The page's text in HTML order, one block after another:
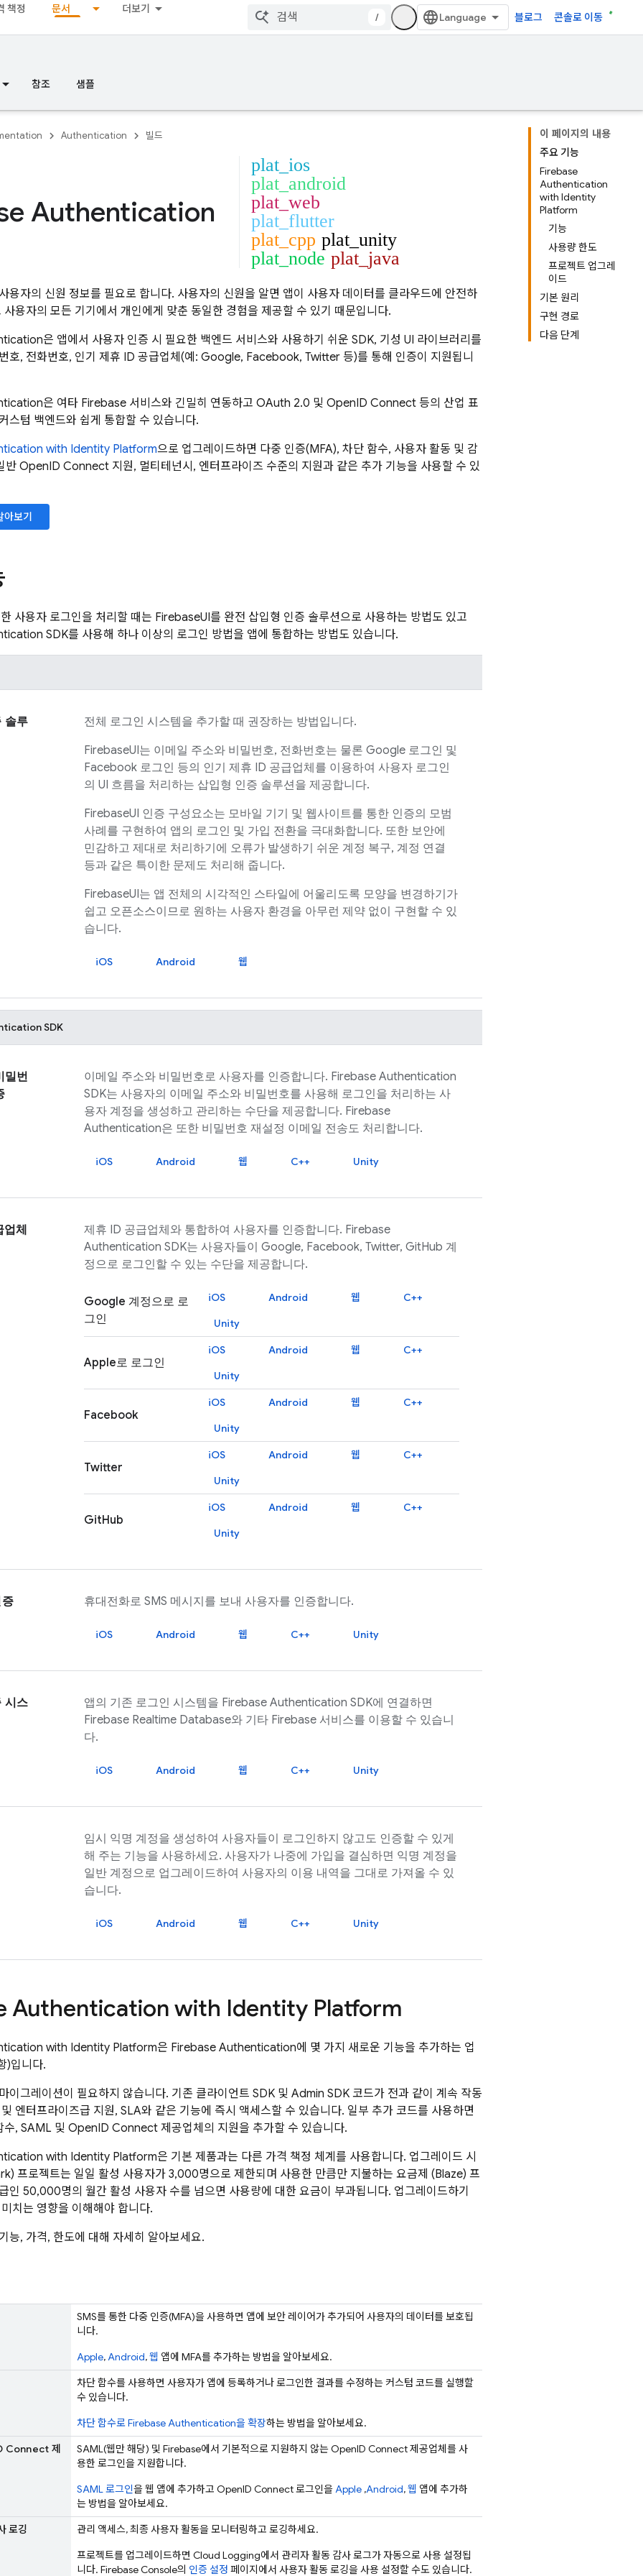
책정 문서 더보기
/ 블로그 콘솔로 이동
참조 샘플
이 페이지의 내용
주요 기능
Firebase
Authentication
with Identity
Platform
기능
사용량 한도
프로젝트 업그레
이드
기본 원리
구현 경로
다음 단계
Authentication 빌드
Authentication
plat_ios
plat_android
plat_web
plat_flutter
plat_cpp plat_unity
plat_node plat_java
용자의 신원 정보를 필요로 합니다. 사용자의 신원을 알면 앱이 사용자 데이터를 클라우드에 안전하
사용자의 모든 기기에서 개인에게 맞춘 동일한 경험을 제공할 수 있기 때문입니다.
은 앱에서 사용자 인증 시 필요한 백엔드 서비스와 사용하기 쉬운 SDK, 기성 UI 라이브러리를
호, 전화번호, 인기 제휴 ID 공급업체(예: Google, Facebook, Twitter 등)를 통해 인증이 지원됩니
은 여타 Firebase 서비스와 긴밀히 연동하고 OAuth 2.0 및 OpenID Connect 등의 산업 표
스텀 백엔드와 쉽게 통합할 수 있습니다.
with Identity Platform으로 업그레이드하면 다중 인증(MFA), 차단 함수, 사용자 활동 및 감
반 OpenID Connect 지원, 멀티테넌시, 엔터프라이즈 수준의 지원과 같은 추가 기능을 사용할 수 있
아보기
사용자 로그인을 처리할 때는 FirebaseUI를 완전 삽입형 인증 솔루션으로 사용하는 방법도 있고
SDK를 사용해 하나 이상의 로그인 방법을 앱에 통합하는 방법도 있습니다.
솔루
전체 로그인 시스템을 추가할 때 권장하는 방법입니다.
FirebaseUI는 이메일 주소와 비밀번호, 전화번호는 물론 Google 로그인 및
Facebook 로그인 등의 인기 제휴 ID 공급업체를 이용하여 사용자 로그인
의 UI 흐름을 처리하는 삽입형 인증 솔루션을 제공합니다.
FirebaseUI 인증 구성요소는 모바일 기기 및 웹사이트를 통한 인증의 모범
사례를 구현하여 앱의 로그인 및 가입 전환을 극대화합니다. 또한 보안에
민감하고 제대로 처리하기에 오류가 발생하기 쉬운 계정 복구, 계정 연결
등과 같은 특이한 문제도 처리해 줍니다.
FirebaseUI는 앱 전체의 시각적인 스타일에 어울리도록 모양을 변경하기가
쉽고 오픈소스이므로 원하는 사용자 환경을 아무런 제약 없이 구현할 수 있
습니다.
iOS Android 웹
SDK
밀번
이메일 주소와 비밀번호로 사용자를 인증합니다. Firebase Authentication
SDK는 사용자의 이메일 주소와 비밀번호를 사용해 로그인을 처리하는 사
용자 계정을 생성하고 관리하는 수단을 제공합니다. Firebase
Authentication은 또한 비밀번호 재설정 이메일 전송도 처리합니다.
iOS Android 웹 C++ Unity
체 제휴 ID 공급업체와 통합하여 사용자를 인증합니다. Firebase
Authentication SDK는 사용자들이 Google, Facebook, Twitter, GitHub 계
정으로 로그인할 수 있는 수단을 제공합니다.
Google 계정으로 로
그인
iOS Android 웹
C++
Unity
Apple로 로그인
iOS Android 웹
C++
Unity
Facebook
iOS Android 웹
C++
Unity
Twitter
iOS Android 웹
C++
Unity
GitHub
iOS Android 웹
C++
Unity
휴대전화로 SMS 메시지를 보내 사용자를 인증합니다.
iOS Android 웹 C++ Unity
시스 앱의 기존 로그인 시스템을 Firebase Authentication SDK에 연결하면
Firebase Realtime Database와 기타 Firebase 서비스를 이용할 수 있습니
다.
iOS Android 웹 C++ Unity
임시 익명 계정을 생성하여 사용자들이 로그인하지 않고도 인증할 수 있게
해 주는 기능을 사용하세요. 사용자가 나중에 가입을 결심하면 익명 계정을
일반 계정으로 업그레이드하여 사용자의 이용 내역을 그대로 가져올 수 있
습니다.
iOS Android 웹 C++ Unity
Authentication with Identity Platform
with Identity Platform은 Firebase Authentication에 몇 가지 새로운 기능을 추가하는 업
)입니다.
이그레이션이 필요하지 않습니다. 기존 클라이언트 SDK 및 Admin SDK 코드가 전과 같이 계속 작동
엔터프라이즈급 지원, SLA와 같은 기능에 즉시 액세스할 수 있습니다. 일부 추가 코드를 사용하면
수, SAML 및 OpenID Connect 제공업체의 지원을 추가할 수 있습니다.
with Identity Platform은 기본 제품과는 다른 가격 책정 체계를 사용합니다. 업그레이드 시
프로젝트는 일일 활성 사용자가 3,000명으로 제한되며 사용한 만큼만 지불하는 요금제 (Blaze) 프
인 50,000명의 월간 활성 사용자 수를 넘으면 사용량에 대한 요금이 부과됩니다. 업그레이드하기
치는 영향을 이해해야 합니다.
능, 가격, 한도에 대해 자세히 알아보세요.
SMS를 통한 다중 인증(MFA)을 사용하면 앱에 보안 레이어가 추가되어 사용자의 데이터를 보호됩
니다.
Apple,Android,웹 앱에 MFA를 추가하는 방법을 알아보세요.
차단 함수를 사용하면 사용자가 앱에 등록하거나 로그인한 결과를 수정하는 커스텀 코드를 실행할
수 있습니다.
차단 함수로Firebase Authentication을 확장하는 방법을 알아보세요.
Connect 제
SAML(웹만 해당) 및 Firebase에서 기본적으로 지원하지 않는 OpenID Connect 제공업체를 사
용한 로그인을 지원합니다.
SAML 로그인을 웹 앱에 추가하고 OpenID Connect 로그인을Apple ,Android,웹 앱에 추가하
는 방법을 알아보세요.
로깅
관리 액세스, 최종 사용자 활동을 모니터링하고 로깅하세요.
프로젝트를 업그레이드하면 Cloud Logging에서 관리자 활동 감사 로그가 자동으로 사용 설정됩
니다. FirebaseConsole의 인증 설정 페이지에서 사용자 활동 로깅을 사용 설정할 수도 있습니다.